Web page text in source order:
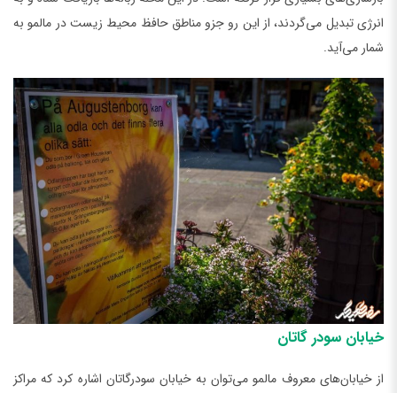
انرژی تبدیل می‌گردند، از این رو جزو مناطق حافظ محیط زیست در مالمو به
شمار می‌آید.
خیابان سودر گاتان
از خیابان‌های معروف مالمو می‌توان به خیابان سودرگاتان اشاره کرد که مراکز